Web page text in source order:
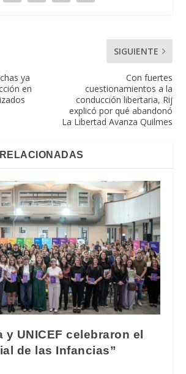
ya
en
SIGUIENTE
Con fuertes
cuestionamientos a la
conducción libertaria, Rij
explicó por qué abandonó
La Libertad Avanza Quilmes
y UNICEF celebraron el
de las Infancias”